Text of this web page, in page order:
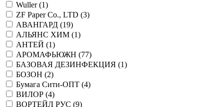
Wuller (1)
ZF Paper Co., LTD (3)
АВАНГАРД (19)
АЛЬЯНС ХИМ (1)
АНТЕЙ (1)
АРОМАФЬЮЖН (77)
БАЗОВАЯ ДЕЗИНФЕКЦИЯ (1)
БОЗОН (2)
Бумага Сити-ОПТ (4)
ВИЛОР (4)
ВОРТЕЙЛ РУС (9)